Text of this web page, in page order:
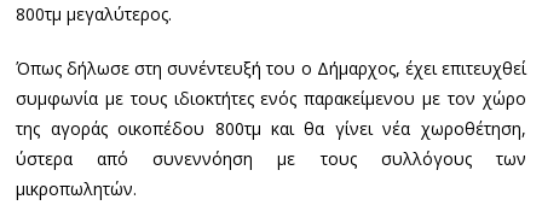
800τμ μεγαλύτερος.
Όπως δήλωσε στη συνέντευξή του ο Δήμαρχος, έχει επιτευχθεί
συμφωνία με τους ιδιοκτήτες ενός παρακείμενου με τον χώρο
της αγοράς οικοπέδου 800τμ και θα γίνει νέα χωροθέτηση,
ύστερα από συνεννόηση με τους συλλόγους των
μικροπωλητών.